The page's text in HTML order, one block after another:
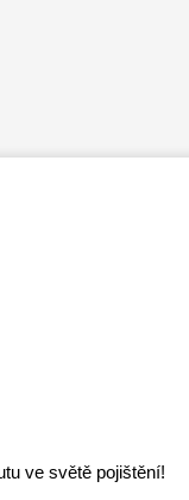
ve světě pojištění!